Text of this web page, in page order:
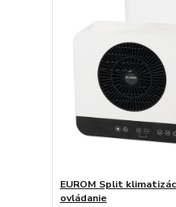
EUROM Split
ovládanie